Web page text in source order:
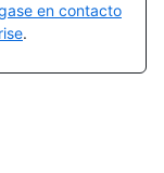
en contacto
.